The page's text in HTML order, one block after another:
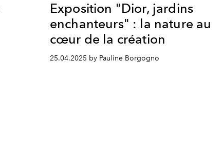
Exposition "Dior, jardins
enchanteurs" : la nature au
cœur de la création
25.04.2025 by Pauline Borgogno